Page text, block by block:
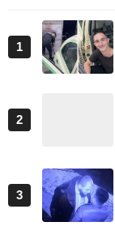
1
2
3